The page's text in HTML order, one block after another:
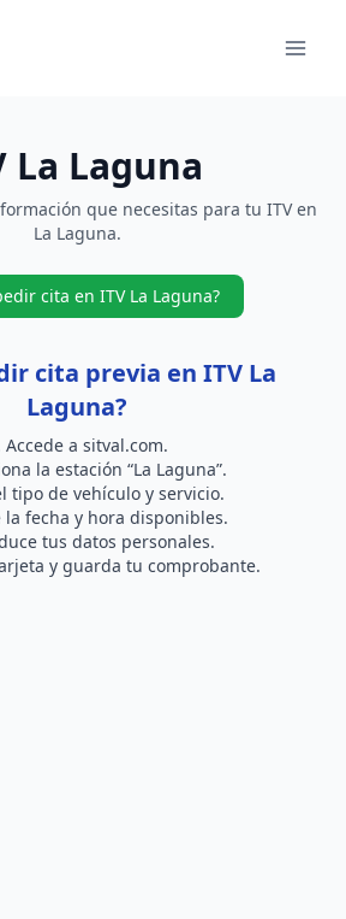
La Laguna
que necesitas para tu ITV en
La Laguna.
cita en ITV La Laguna?
cita previa en ITV La
Laguna?
Accede a sitval.com.
la estación “La Laguna”.
tipo de vehículo y servicio.
la fecha y hora disponibles.
tus datos personales.
y guarda tu comprobante.